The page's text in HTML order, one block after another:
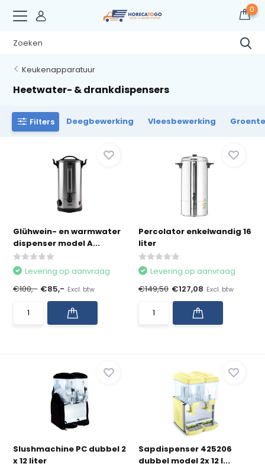
0
Keukenapparatuur
Heetwater- & drankdispensers
Filters Deegbewerking Vleesbewerking
Glühwein- en warmwater
dispenser model A...
Levering op aanvraag
€100,- €85,- Excl. btw
Percolator enkelwandig 16
liter
Levering op aanvraag
€149,50 €127,08 Excl. btw
Slushmachine PC dubbel 2
x 12 liter
Sapdispenser 425206
dubbel model 2x 12 l...